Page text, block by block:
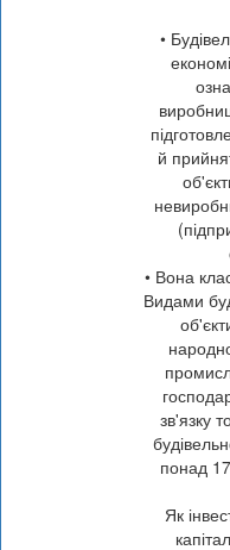
•
й
• Вона
Видами
зв'язку
понад
Як